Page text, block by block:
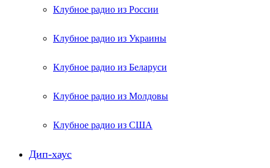
Клубное радио из России
Клубное радио из Украины
Клубное радио из Беларуси
Клубное радио из Молдовы
Клубное радио из США
Дип-хаус